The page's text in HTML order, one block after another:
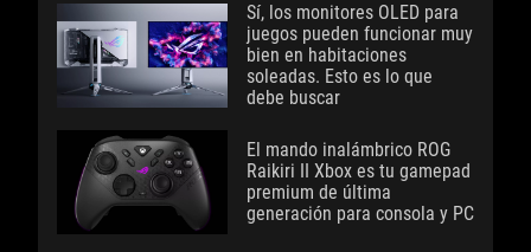
Sí, los monitores OLED para
juegos pueden funcionar muy
bien en habitaciones
soleadas. Esto es lo que
debe buscar
El mando inalámbrico ROG
Raikiri II Xbox es tu gamepad
premium de última
generación para consola y PC